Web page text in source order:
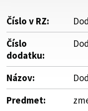
Číslo v RZ:
Číslo
dodatku:
Názov:
Predmet: